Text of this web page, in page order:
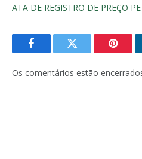
ATA DE REGISTRO DE PREÇO
FacebookTwitter
Os comentários estão